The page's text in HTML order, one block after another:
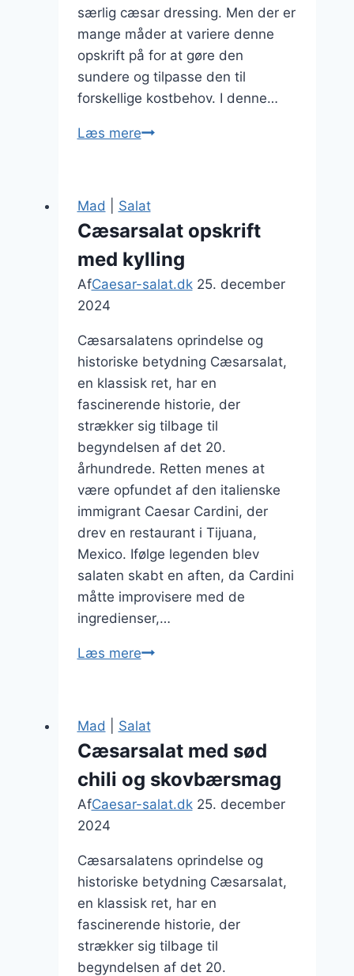
særlig cæsar dressing. Men der er
mange måder at variere denne
opskrift på for at gøre den
sundere og tilpasse den til
forskellige kostbehov. I denne…
Læs mereSund
Mad Salat
Cæsarsalat opskrift
med kylling
AfCaesar-salat.dk 25. december
2024
Cæsarsalatens oprindelse og
historiske betydning Cæsarsalat,
en klassisk ret, har en
fascinerende historie, der
strækker sig tilbage til
begyndelsen af det 20.
århundrede. Retten menes at
være opfundet af den italienske
immigrant Caesar Cardini, der
drev en restaurant i Tijuana,
Mexico. Ifølge legenden blev
salaten skabt en aften, da Cardini
måtte improvisere med de
ingredienser,…
Læs mereCæsarsalat
Mad Salat
Cæsarsalat med sød
chili og skovbærsmag
AfCaesar-salat.dk 25. december
2024
Cæsarsalatens oprindelse og
historiske betydning Cæsarsalat,
en klassisk ret, har en
fascinerende historie, der
strækker sig tilbage til
begyndelsen af det 20.